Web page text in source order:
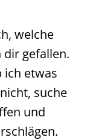
welche
dir gefallen.
ich etwas
suche
und